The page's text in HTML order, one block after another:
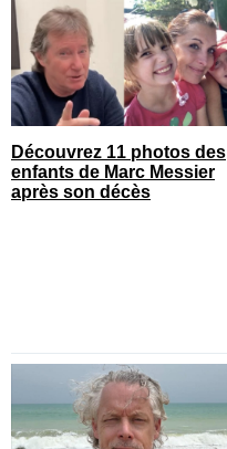
Découvrez 11 photos des
enfants de Marc Messier
après son décès